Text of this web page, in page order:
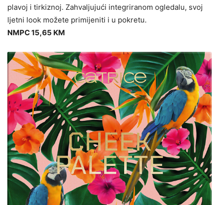
plavoj i tirkiznoj. Zahvaljujući integriranom ogledalu, svoj
ljetni look možete primijeniti i u pokretu.
NMPC 15,65 KM